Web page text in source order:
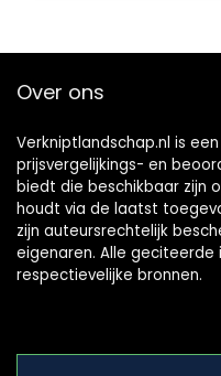
Over ons
Verkniptlandschap.nl is
prijsvergelijkings- en
biedt die beschikbaar zijn
houdt via de laatst
zijn auteursrechtelijk
eigenaren. Alle geciteerde
respectievelijke bronnen.